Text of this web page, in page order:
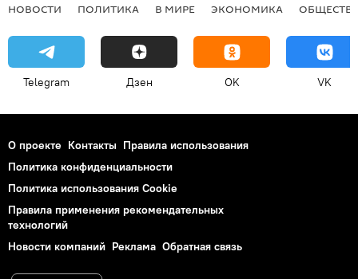
НОВОСТИ ПОЛИТИКА В МИРЕ ЭКОНОМИКА
Telegram Дзен OK VK
О проекте Контакты Правила использования
Политика конфиденциальности
Политика использования Cookie
Правила применения рекомендательных
технологий
Новости компаний Реклама Обратная связь